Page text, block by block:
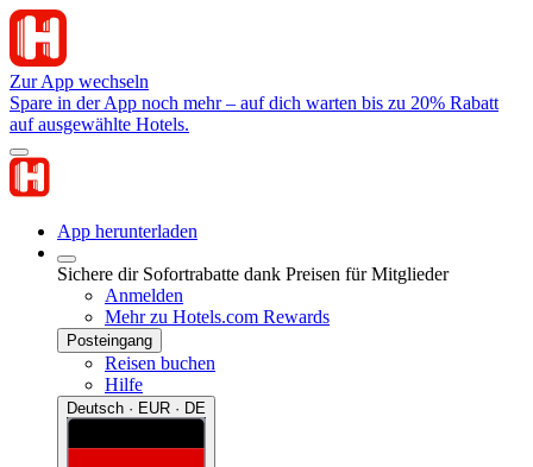
Zur App wechseln
Spare in der App noch mehr – auf dich warten bis zu 20% Rabatt
auf ausgewählte Hotels.
App herunterladen
Sichere dir Sofortrabatte dank Preisen für Mitglieder
Anmelden
Mehr zu Hotels.com Rewards
Posteingang
Reisen buchen
Hilfe
Deutsch · EUR · DE